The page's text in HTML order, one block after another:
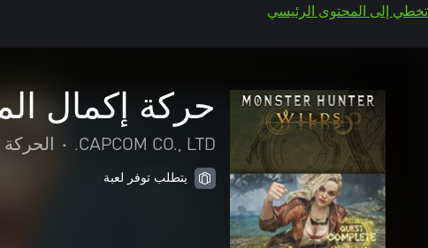
تخطي إلى المحتوى الرئيسي
حركة إكمال
CAPCOM CO., LTD.
•
يتطلب توفر لعبة